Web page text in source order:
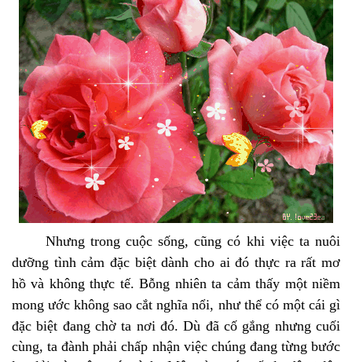
Nhưng trong cuộc sống, cũng có khi việc ta nuôi
dưỡng tình cảm đặc biệt dành cho ai đó thực ra rất mơ
hồ và không thực tế. Bỗng nhiên ta cảm thấy một niềm
mong ước không sao cắt nghĩa nổi, như thể có một cái gì
đặc biệt đang chờ ta nơi đó.Dù đã cố gắng nhưng cuối
cùng, ta đành phải chấp nhận việc chúng đang từng bước